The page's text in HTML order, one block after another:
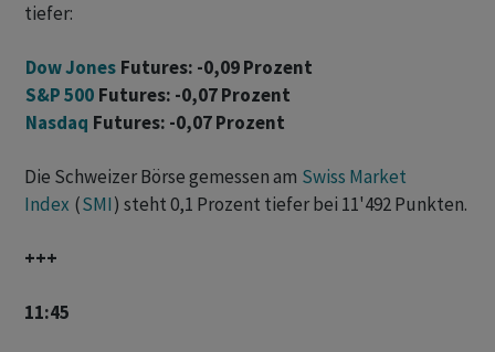
tiefer:
Dow Jones Futures: -0,09 Prozent
S&P 500 Futures: -0,07 Prozent
Nasdaq Futures: -0,07 Prozent
Die Schweizer Börse gemessen am Swiss Market
Index (SMI) steht 0,1 Prozent tiefer bei 11'492 Punkten.
+++
11:45